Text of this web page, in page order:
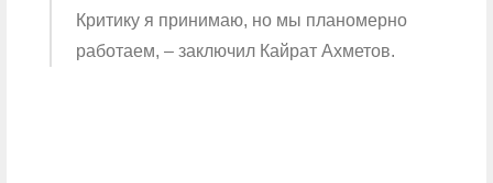
Критику я принимаю, но мы планомерно
работаем, – заключил Кайрат Ахметов.